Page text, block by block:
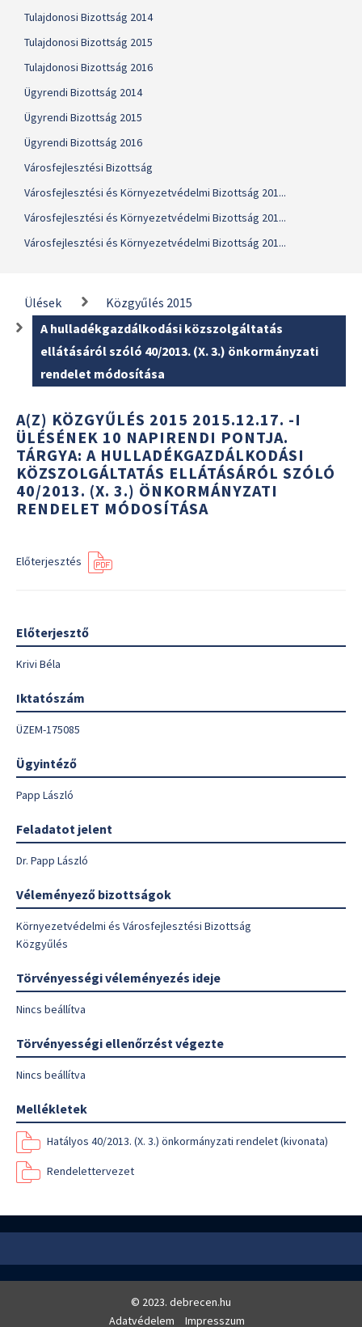
Tulajdonosi Bizottság 2014
Tulajdonosi Bizottság 2015
Tulajdonosi Bizottság 2016
Ügyrendi Bizottság 2014
Ügyrendi Bizottság 2015
Ügyrendi Bizottság 2016
Városfejlesztési Bizottság
Városfejlesztési és Környezetvédelmi Bizottság 201...
Városfejlesztési és Környezetvédelmi Bizottság 201...
Városfejlesztési és Környezetvédelmi Bizottság 201...
Ülések
Közgyűlés 2015
A hulladékgazdálkodási közszolgáltatás
ellátásáról szóló 40/2013. (X. 3.) önkormányzati
rendelet módosítása
A(Z) KÖZGYŰLÉS 2015 2015.12.17. -I
ÜLÉSÉNEK 10 NAPIRENDI PONTJA.
TÁRGYA: A HULLADÉKGAZDÁLKODÁSI
KÖZSZOLGÁLTATÁS ELLÁTÁSÁRÓL SZÓLÓ
40/2013. (X. 3.) ÖNKORMÁNYZATI
RENDELET MÓDOSÍTÁSA
Előterjesztés
Előterjesztő
Krivi Béla
Iktatószám
ÜZEM-175085
Ügyintéző
Papp László
Feladatot jelent
Dr. Papp László
Véleményező bizottságok
Környezetvédelmi és Városfejlesztési Bizottság
Közgyűlés
Törvényességi véleményezés ideje
Nincs beállítva
Törvényességi ellenőrzést végezte
Nincs beállítva
Mellékletek
Hatályos 40/2013. (X. 3.) önkormányzati rendelet (kivonata)
Rendelettervezet
© 2023. debrecen.hu
Adatvédelem
Impresszum